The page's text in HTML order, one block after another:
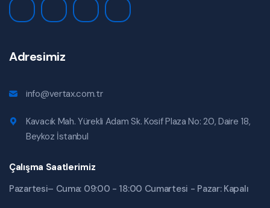
Adresimiz
info@vertax.com.tr
Kavacık Mah. Yürekli Adam Sk. Kosif Plaza No: 20, Daire 18,
Beykoz İstanbul
Çalışma Saatlerimiz
Pazartesi– Cuma: 09:00 - 18:00 Cumartesi - Pazar: Kapalı